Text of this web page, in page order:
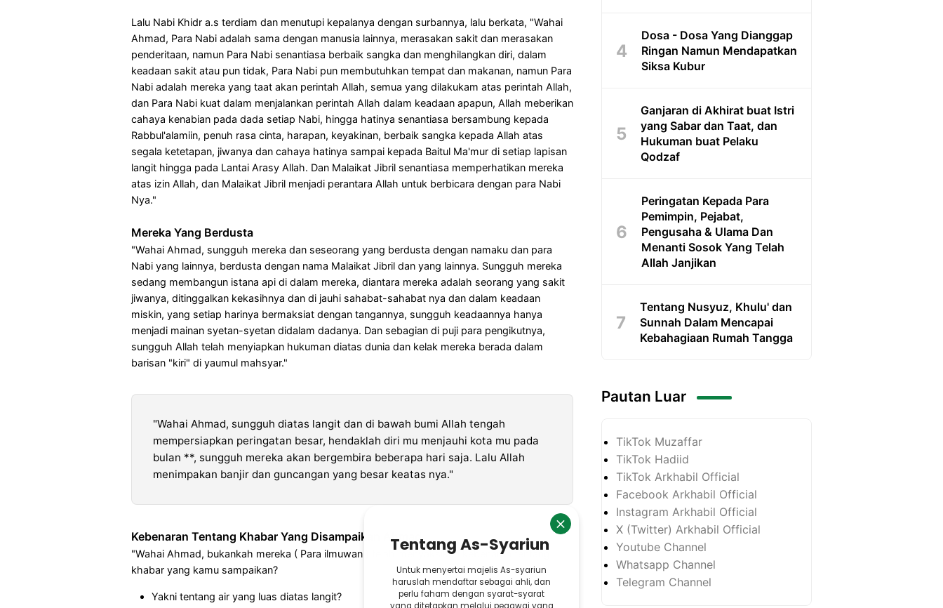
Lalu Nabi Khidr a.s terdiam dan menutupi kepalanya dengan surbannya, lalu berkata, "Wahai
Ahmad, Para Nabi adalah sama dengan manusia lainnya, merasakan sakit dan merasakan
penderitaan, namun Para Nabi senantiasa berbaik sangka dan menghilangkan diri, dalam
keadaan sakit atau pun tidak, Para Nabi pun membutuhkan tempat dan makanan, namun Para
Nabi adalah mereka yang taat akan perintah Allah, semua yang dilakukam atas perintah Allah,
dan Para Nabi kuat dalam menjalankan perintah Allah dalam keadaan apapun, Allah meberikan
cahaya kenabian pada dada setiap Nabi, hingga hatinya senantiasa bersambung kepada
Rabbul'alamiin, penuh rasa cinta, harapan, keyakinan, berbaik sangka kepada Allah atas
segala ketetapan, jiwanya dan cahaya hatinya sampai kepada Baitul Ma'mur di setiap lapisan
langit hingga pada Lantai Arasy Allah. Dan Malaikat Jibril senantiasa memperhatikan mereka
atas izin Allah, dan Malaikat Jibril menjadi perantara Allah untuk berbicara dengan para Nabi
Nya."
Mereka Yang Berdusta
"Wahai Ahmad, sungguh mereka dan seseorang yang berdusta dengan namaku dan para
Nabi yang lainnya, berdusta dengan nama Malaikat Jibril dan yang lainnya. Sungguh mereka
sedang membangun istana api di dalam mereka, diantara mereka adalah seorang yang sakit
jiwanya, ditinggalkan kekasihnya dan di jauhi sahabat-sahabat nya dan dalam keadaan
miskin, yang setiap harinya bermaksiat dengan tangannya, sungguh keadaannya hanya
menjadi mainan syetan-syetan didalam dadanya. Dan sebagian di puji para pengikutnya,
sungguh Allah telah menyiapkan hukuman diatas dunia dan kelak mereka berada dalam
barisan "kiri" di yaumul mahsyar."
"Wahai Ahmad, sungguh diatas langit dan di bawah bumi Allah tengah
mempersiapkan peringatan besar, hendaklah diri mu menjauhi kota mu pada
bulan **, sungguh mereka akan bergembira beberapa hari saja. Lalu Allah
menimpakan banjir dan guncangan yang besar keatas nya."
Kebenaran Tentang Khabar Yang Disampaikan Ahmad
"Wahai Ahmad, bukankah mereka ( Para ilmuwan ) telah menyaksikan kebenaran tentang
khabar yang kamu sampaikan?
Yakni tentang air yang luas diatas langit?
Dosa - Dosa Yang Dianggap
Ringan Namun Mendapatkan
Siksa Kubur
Ganjaran di Akhirat buat Istri
yang Sabar dan Taat, dan
Hukuman buat Pelaku
Qodzaf
Peringatan Kepada Para
Pemimpin, Pejabat,
Pengusaha & Ulama Dan
Menanti Sosok Yang Telah
Allah Janjikan
Tentang Nusyuz, Khulu' dan
Sunnah Dalam Mencapai
Kebahagiaan Rumah Tangga
Pautan Luar
TikTok Muzaffar
TikTok Hadiid
TikTok Arkhabil Official
Facebook Arkhabil Official
Instagram Arkhabil Official
X (Twitter) Arkhabil Official
Youtube Channel
Whatsapp Channel
Telegram Channel